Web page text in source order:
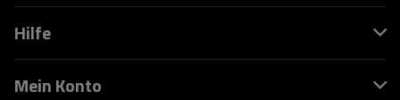
Hilfe
Mein Konto